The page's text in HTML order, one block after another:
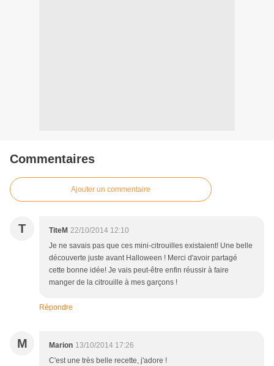
Commentaires
Ajouter un commentaire
T TiteM 22/10/2014 12:10
Je ne savais pas que ces mini-citrouilles existaient! Une belle
découverte juste avant Halloween ! Merci d'avoir partagé
cette bonne idée! Je vais peut-être enfin réussir à faire
manger de la citrouille à mes garçons !
Répondre
M Marion 13/10/2014 17:26
C'est une très belle recette, j'adore !